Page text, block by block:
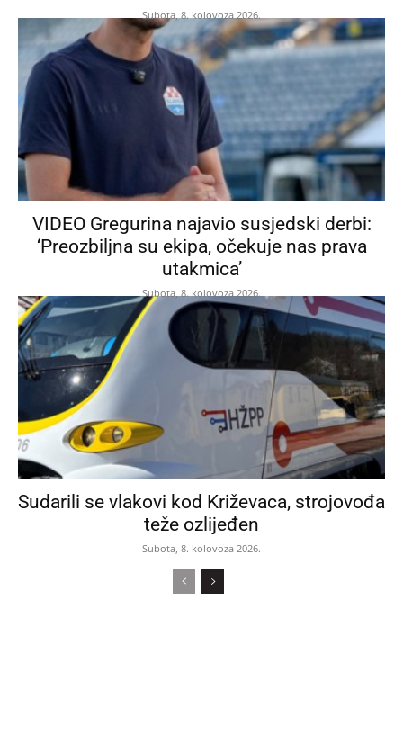
Subota, 8. kolovoza 2026.
VIDEO Gregurina najavio susjedski derbi:
‘Preozbiljna su ekipa, očekuje nas prava
utakmica’
Subota, 8. kolovoza 2026.
Sudarili se vlakovi kod Križevaca, strojovođa
teže ozlijeđen
Subota, 8. kolovoza 2026.